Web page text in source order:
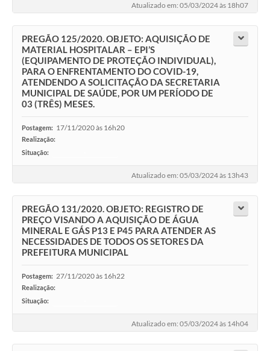
Atualizado em: 05/03/2024 às 18h07
PREGÃO 125/2020. OBJETO: AQUISIÇÃO DE
MATERIAL HOSPITALAR – EPI’S
(EQUIPAMENTO DE PROTEÇÃO INDIVIDUAL),
PARA O ENFRENTAMENTO DO COVID-19,
ATENDENDO A SOLICITAÇÃO DA SECRETARIA
MUNICIPAL DE SAÚDE, POR UM PERÍODO DE
03 (TRÊS) MESES.
Postagem: 17/11/2020 às 16h20
Realização:
Situação:
Atualizado em: 05/03/2024 às 13h43
PREGÃO 131/2020. OBJETO: REGISTRO DE
PREÇO VISANDO A AQUISIÇÃO DE ÁGUA
MINERAL E GÁS P13 E P45 PARA ATENDER AS
NECESSIDADES DE TODOS OS SETORES DA
PREFEITURA MUNICIPAL
Postagem: 27/11/2020 às 16h22
Realização:
Situação:
Atualizado em: 05/03/2024 às 14h04